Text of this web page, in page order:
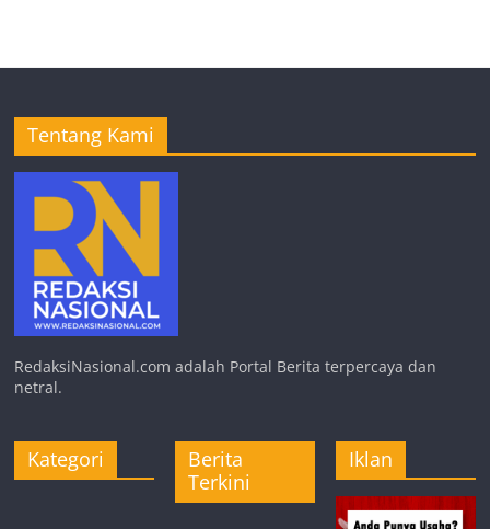
Tentang Kami
RedaksiNasional.com adalah Portal Berita terpercaya dan
netral.
Kategori
Berita
Terkini
Iklan